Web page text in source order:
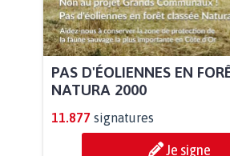
PAS D'ÉOLIENNES EN
NATURA 2000
11.877 signatures
Je signe